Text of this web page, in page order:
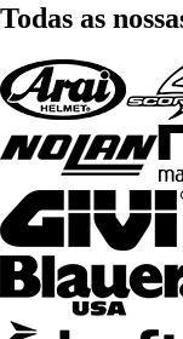
Todas as